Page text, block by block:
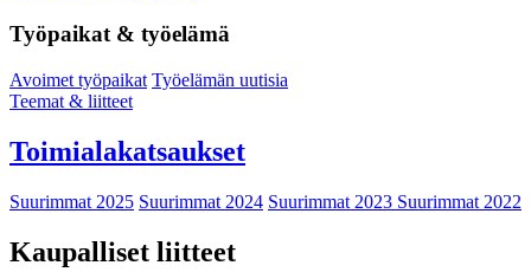
Työpaikat & työelämä
Avoimet työpaikat Työelämän uutisia
Teemat & liitteet
Toimialakatsaukset
Suurimmat 2025 Suurimmat 2024 Suurimmat 2023 Suurimmat 2022
Kaupalliset liitteet